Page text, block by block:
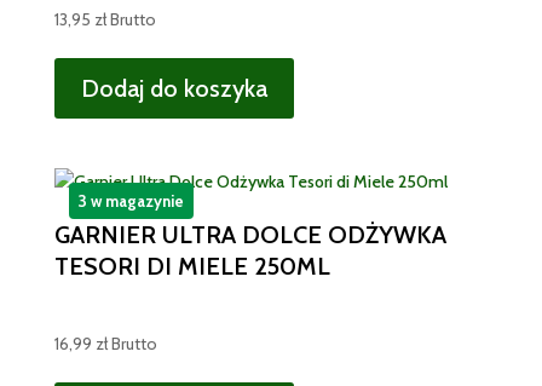
13,95 złBrutto
Dodaj do koszyka
GARNIER ULTRA DOLCE ODŻYWKA
TESORI DI MIELE 250ML
16,99 złBrutto
3 w magazynie